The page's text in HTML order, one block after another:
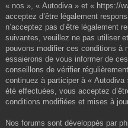
« nos », « Autodiva » et « https://
acceptez d’être légalement
n’acceptez pas d’être légalement
suivantes, veuillez ne pas utiliser
pouvons modifier ces conditions à
essaierons de vous informer de
conseillons de vérifier
continuez à participer à «
été effectuées, vous acceptez
conditions modifiées et mises à
Nos forums sont développés par